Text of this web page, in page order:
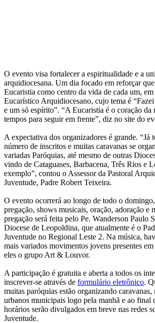
O evento visa fortalecer a espiritualidade e a
arquidiocesana. Um dia focado em reforçar
Eucaristia como centro da vida de cada um,
Eucarístico Arquidiocesano, cujo tema é
e um só espírito”. “A Eucaristia é o coração da
tempos para seguir em frente”, diz no site do
A expectativa dos organizadores é grande. “Já
número de inscritos e muitas caravanas se
variadas Paróquias, até mesmo de outras
vindo de Cataguases, Barbacena, Três Rios e
exemplo”, contou o Assessor da Pastoral
Juventude, Padre Robert Teixeira.
O evento ocorrerá ao longo de todo o
pregação, shows musicais, oração, adoração e
pregação será feita pelo Pe. Wanderson Paulo
Diocese de Leopoldina, que atualmente é o
Juventude no Regional Leste 2. Na música,
mais variados movimentos jovens presentes
eles o grupo Art & Louvor.
A participação é gratuita e aberta a todos os
inscrever-se através de formulário eletrônico.
muitas paróquias estão organizando caravanas,
urbanos municipais logo pela manhã e ao final
horários serão divulgados em breve nas redes
Juventude.